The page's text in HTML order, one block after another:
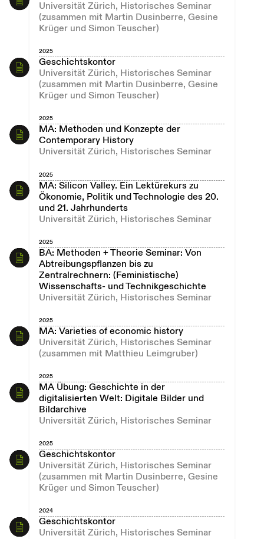
Universität Zürich, Historisches Seminar
(zusammen mit Martin Dusinberre, Gesine
Krüger und Simon Teuscher)
2025
Geschichtskontor
Universität Zürich, Historisches Seminar
(zusammen mit Martin Dusinberre, Gesine
Krüger und Simon Teuscher)
2025
MA: Methoden und Konzepte der
Contemporary History
Universität Zürich, Historisches Seminar
2025
MA: Silicon Valley. Ein Lektürekurs zu
Ökonomie, Politik und Technologie des 20.
und 21. Jahrhunderts
Universität Zürich, Historisches Seminar
2025
BA: Methoden + Theorie Seminar: Von
Abtreibungspflanzen bis zu
Zentralrechnern: (Feministische)
Wissenschafts- und Technikgeschichte
Universität Zürich, Historisches Seminar
2025
MA: Varieties of economic history
Universität Zürich, Historisches Seminar
(zusammen mit Matthieu Leimgruber)
2025
MA Übung: Geschichte in der
digitalisierten Welt: Digitale Bilder und
Bildarchive
Universität Zürich, Historisches Seminar
2025
Geschichtskontor
Universität Zürich, Historisches Seminar
(zusammen mit Martin Dusinberre, Gesine
Krüger und Simon Teuscher)
2024
Geschichtskontor
Universität Zürich, Historisches Seminar